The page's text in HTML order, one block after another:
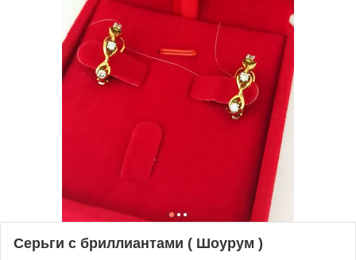
Серьги с бриллиантами ( Шоурум )